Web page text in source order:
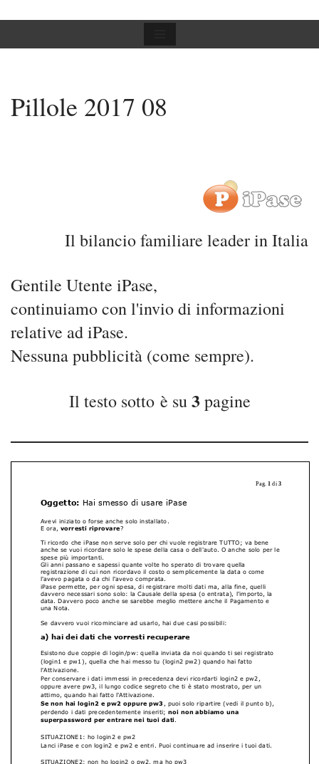
Pillole 2017 08
Il bilancio familiare leader in Italia
Gentile Utente iPase,
continuiamo con l'invio di informazioni
relative ad iPase.
Nessuna pubblicità (come sempre).
Il testo sotto è su3 pagine